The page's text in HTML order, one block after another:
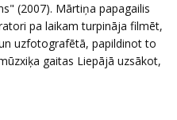
(2007). Mārtiņa papagailis
pa laikam turpināja filmēt,
uzfotografētā, papildinot to
gaitas Liepājā uzsākot,